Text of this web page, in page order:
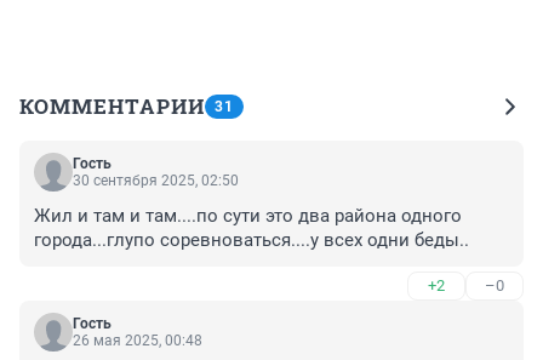
КОММЕНТАРИИ 31
Гость
30 сентября 2025, 02:50
Жил и там и там....по сути это два района одного
города...глупо соревноваться....у всех одни беды..
+2 –0
Гость
26 мая 2025, 00:48